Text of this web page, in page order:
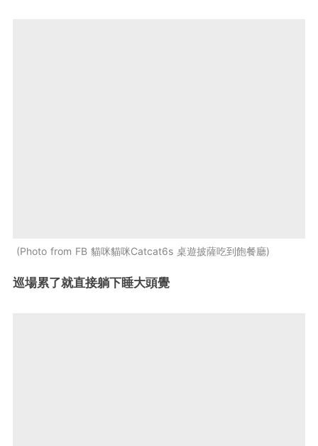
Photo from FB 貓咪貓咪Catcat6s 桌遊披薩吃到飽餐廳
巡場累了就直接躺下睡大頭覺